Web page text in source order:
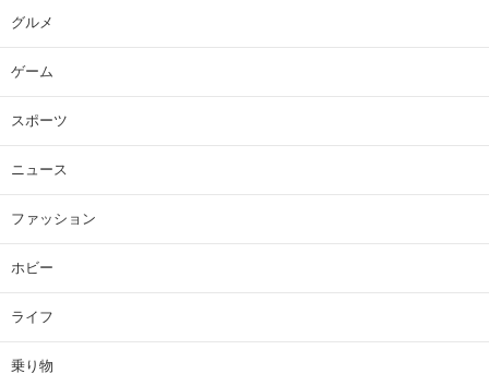
グルメ
ゲーム
スポーツ
ニュース
ファッション
ホビー
ライフ
乗り物